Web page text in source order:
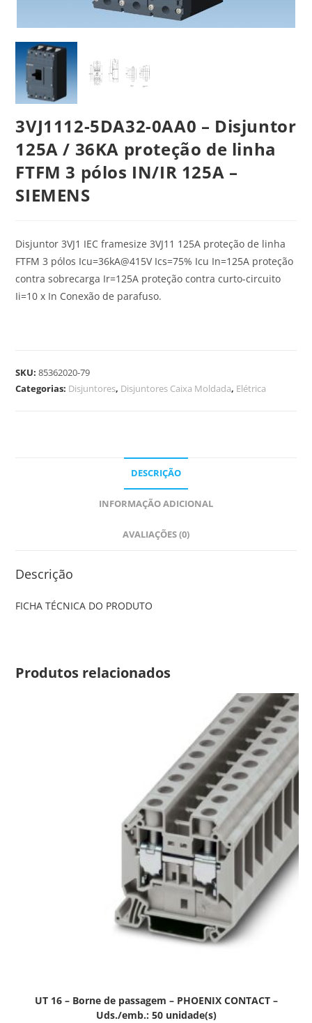
3VJ1112-5DA32-0AA0 – Disjuntor
125A / 36KA proteção de linha
FTFM 3 pólos IN/IR 125A –
SIEMENS
Disjuntor 3VJ1 IEC framesize 3VJ11 125A proteção de linha
FTFM 3 pólos Icu=36kA@415V Ics=75% Icu In=125A proteção
contra sobrecarga Ir=125A proteção contra curto-circuito
Ii=10 x In Conexão de parafuso.
SKU:85362020-79
Categorias: Disjuntores, Disjuntores Caixa Moldada, Elétrica
DESCRIÇÃO
INFORMAÇÃO ADICIONAL
AVALIAÇÕES (0)
Descrição
FICHA TÉCNICA DO PRODUTO
Produtos relacionados
UT 16 – Borne de passagem – PHOENIX CONTACT –
Uds./emb.: 50 unidade(s)